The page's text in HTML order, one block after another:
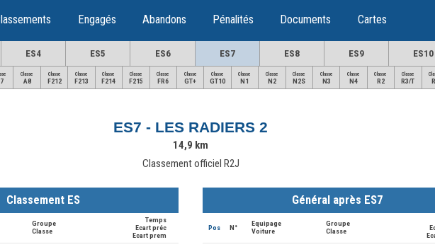
Engagés Abandons Pénalités Documents Cartes
ES4 ES5 ES6 ES7 ES8 ES9 ES10
Classe
A8
Classe
F212
Classe
F213
Classe
F214
Classe
F215
Classe
FR6
Classe
GT+
Classe
GT10
Classe
N1
Classe
N2
Classe
N2S
Classe
N3
Classe
N4
Classe
R2
Classe
R3/T
ES7 - LES RADIERS 2
14,9 km
Classement officiel R2J
Classement ES
Groupe
Classe
Temps
Ecart préc
Ecart prem
Général après ES7
Pos N°
Equipage
Voiture
Groupe
Classe